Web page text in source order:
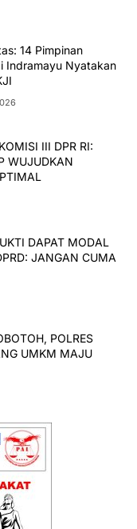
14 Pimpinan
Indramayu Nyatakan
III DPR RI:
WUJUDKAN
DAPAT MODAL
JANGAN CUMA
POLRES
UMKM MAJU